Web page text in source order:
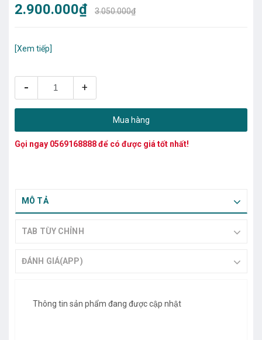
2.900.000₫ 3.050.000₫
[Xem tiếp]
- +
Mua hàng
Gọi ngay 0569168888để có được giá tốt nhất!
MÔ TẢ
TAB TÙY CHỈNH
ĐÁNH GIÁ(APP)
Thông tin sản phẩm đang được cập nhật